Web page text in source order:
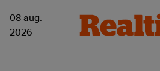
08 aug.
2026